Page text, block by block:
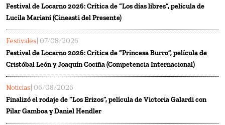
Festival de Locarno 2026: Crítica de “Los días libres”, película de
Lucila Mariani (Cineasti del Presente)
Festivales | 07/08/2026
Festival de Locarno 2026: Crítica de “Princesa Burro”, película de
Cristóbal León y Joaquín Cociña (Competencia Internacional)
Noticias | 06/08/2026
Finalizó el rodaje de “Los Erizos”, película de Victoria Galardi con
Pilar Gamboa y Daniel Hendler